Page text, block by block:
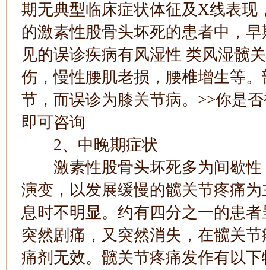
期无典型临床症状体征及X线表现
的激素性股骨头坏死的患者中，
见的误诊疾病有风湿性 类风湿髋
伤，慢性腰肌老损，腰椎增生等
节，而误诊为膝关节病。>>你是
即可咨询
2、中晚期症状
激素性股骨头坏死多为间歇性
演变，以发展缓慢的髋关节疼痛
息时不明显。约有四分之一的患
突然剧痛，又突然消失，在髋关
痛剂无效。髋关节疼痛发作有以